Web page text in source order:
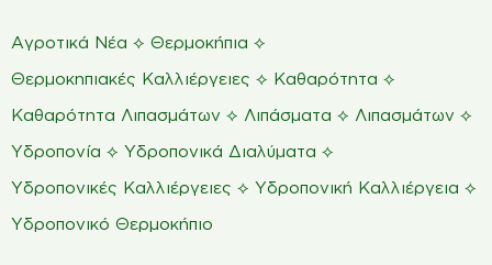
Αγροτικά Νέα ⟡ Θερμοκήπια ⟡
Θερμοκηπιακές Καλλιέργειες ⟡ Καθαρότητα ⟡
Καθαρότητα Λιπασμάτων ⟡ Λιπάσματα ⟡ Λιπασμάτων ⟡
Υδροπονία ⟡ Υδροπονικά Διαλύματα ⟡
Υδροπονικές Καλλιέργειες ⟡ Υδροπονική Καλλιέργεια ⟡
Υδροπονικό Θερμοκήπιο